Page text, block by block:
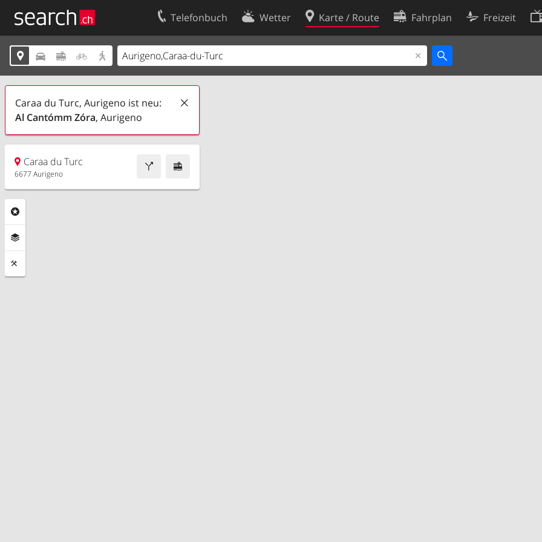
Telefonbuch Wetter Karte / Route Fahrplan Freizeit
    
Caraa du Turc, Aurigeno ist neu:
Al Cantómm Zóra, Aurigeno
Caraa du Turc
6677 Aurigeno
Ihr Eintrag
Kundencenter Geschäftskunden
Kontakt
Nutzungsbedingungen
Cookie-Richtlinie
Cookie-Einstellungen